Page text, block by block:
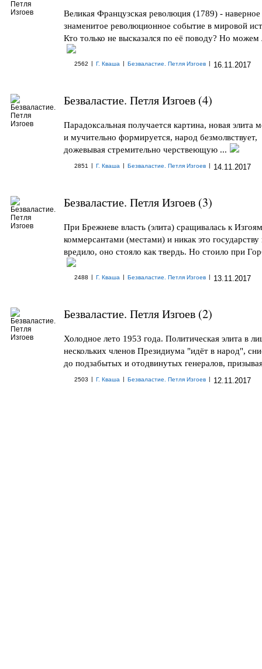
Великая Французская революция (1789) -
знаменитое революционное событие в мировой
Кто только не высказался по её поводу? Но
2562 | Г. Кваша | Безваластие. Петля Изгоев | 16.11.2017
Безваластие. Петля Изгоев (4)
Парадоксальная получается картина, новая элита
и мучительно формируется, народ безмолвствует,
дожевывая стремительно черствеющую ...
2851 | Г. Кваша | Безваластие. Петля Изгоев | 14.11.2017
Безваластие. Петля Изгоев (3)
При Брежневе власть (элита) сращивалась к
коммерсантами (местами) и никак это государству
вредило, оно стояло как твердь. Но стоило при
2488 | Г. Кваша | Безваластие. Петля Изгоев | 13.11.2017
Безваластие. Петля Изгоев (2)
Холодное лето 1953 года. Политическая элита в
нескольких членов Президиума "идёт в народ",
до подзабытых и отодвинутых генералов,
2503 | Г. Кваша | Безваластие. Петля Изгоев | 12.11.2017